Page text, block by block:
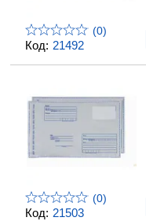
Код: 21492
(0)
Код: 21503
(0)